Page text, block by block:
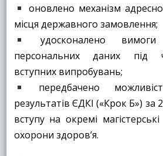
оновлено механізм
місця державного замовлення;
удосконалено
персональних даних під
вступних випробувань;
передбачено
результатів ЄДКІ («Крок Б») за
вступу на окремі
охорони здоров’я.